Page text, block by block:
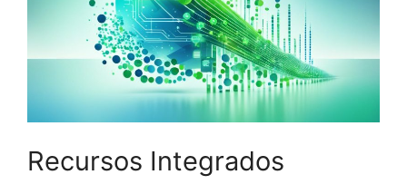
Recursos Integrados